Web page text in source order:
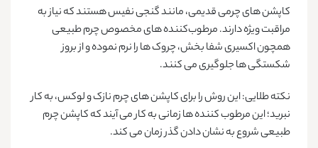
کاپشن‌ های چرمی قدیمی، مانند گنجی نفیس هستند که نیاز به
مراقبت ویژه دارند. مرطوب‌کننده ‌های مخصوص چرم طبیعی
همچون اکسیری شفا بخش، چروک‌ ها را نرم نموده و از بروز
شکستگی ها جلوگیری می کنند.
نکته طلایی:این روش را برای کاپشن های چرم‌ نازک و لوکس، به کار
نبرید؛ این مرطوب کننده ها زمانی به کار می آیند که کاپشن چرم
طبیعی شروع به نشان دادن گذر زمان می کند.